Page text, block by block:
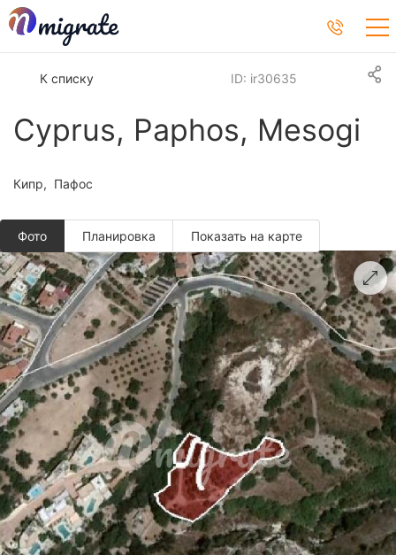
К списку
Cyprus, Paphos, Mesogi
ID: ir30635
Кипр Пафос
Фото Планировкa Показать на карте